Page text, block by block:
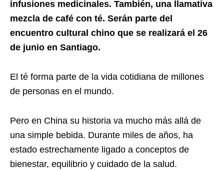
infusiones medicinales. También, una llamativa
mezcla de café con té. Serán parte del
encuentro cultural chino que se realizará el 26
de junio en Santiago.
El té forma parte de la vida cotidiana de millones
de personas en el mundo.
Pero en China su historia va mucho más allá de
una simple bebida. Durante miles de años, ha
estado estrechamente ligado a conceptos de
bienestar, equilibrio y cuidado de la salud.